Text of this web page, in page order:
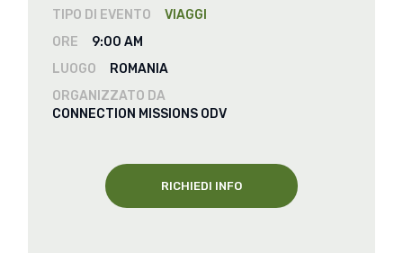
TIPO DI EVENTO
VIAGGI
ORE
9:00 AM
LUOGO
ROMANIA
ORGANIZZATO DA
CONNECTION MISSIONS ODV
RICHIEDI INFO